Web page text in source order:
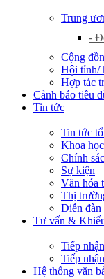
Trung
-
Cộng
Hội tỉnh/
Hợp tác
Cảnh báo tiêu
Tin tức
Tin tức
Khoa
Chính
Sự kiện
Văn hóa
Thị
Diễn đàn
Tư vấn &
Tiếp
Tiếp
Hệ thống văn